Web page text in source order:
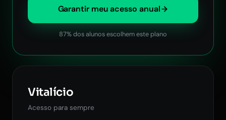
Garantir meu acesso anual
87% dos alunos escolhem este plano
Vitalício
Acesso para sempre